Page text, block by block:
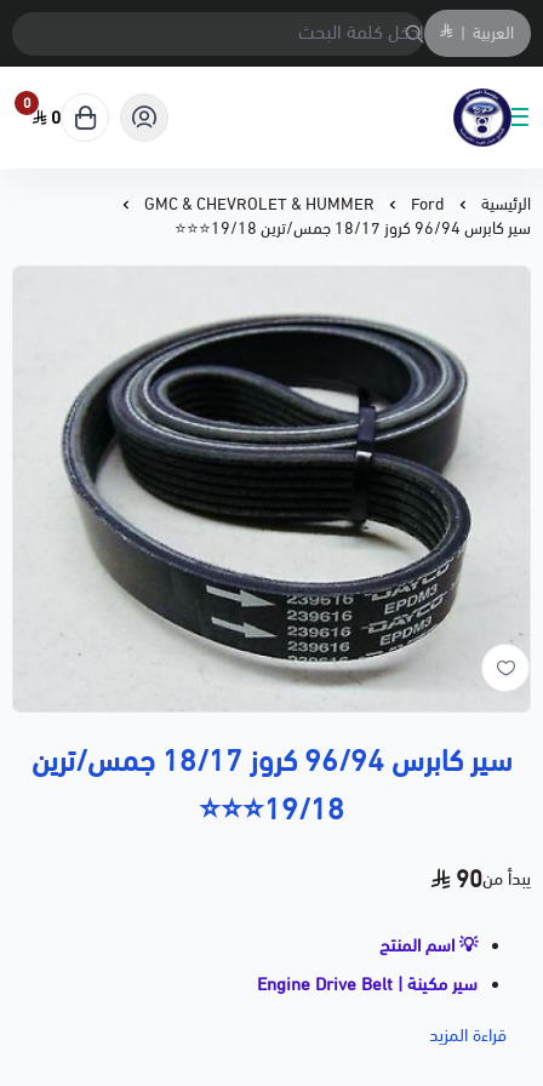
العربية |
متجر المحمادي لقطع السيارات
0
0
الرئيسية Ford
GMC & CHEVROLET & HUMMER
سير كابرس 96/94 كروز 18/17 جمس/ترين 19/18⭐⭐⭐
سير كابرس 96/94 كروز 18/17 جمس/ترين
19/18⭐⭐⭐
يبدأ من90
💡 اسم المنتج
سير مكينة | Engine Drive Belt
كابرس / كامارو / كروز / تيرينقراءة المزيد